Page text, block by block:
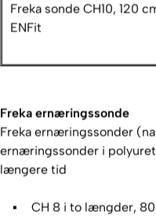
Freka sonde CH10, 120
ENFit
Freka ernæringssonde
Freka ernæringssonder
ernæringssonder i
længere tid
CH 8 i to længder,